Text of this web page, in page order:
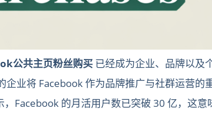
公共主页粉丝购买 已经成为企业、品牌以及
业将 Facebook 作为品牌推广与社群运营的
，Facebook 的月活用户数已突破 30 亿，这意